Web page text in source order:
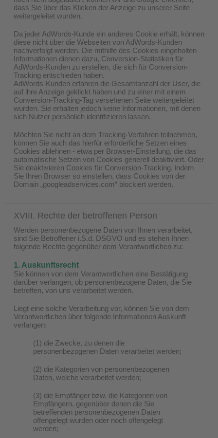
dass Sie über das Klicken der Anzeige zu unserer Seite
weitergeleitet wurden.
Da jeder AdWords-Kunde ein anderes Cookie erhält, können
diese nicht über die Webseiten von AdWords-Kunden
nachverfolgt werden. Die mithilfe des Cookies eingeholten
Informationen dienen dazu, Conversion-Statistiken für
AdWords-Kunden zu erstellen, die sich für Conversion-
Tracking entschieden haben.
AdWords-Kunden erfahren die Gesamtanzahl der User, die
auf ihre Anzeige geklickt haben und zu einer mit einem
Conversion-Tracking-Tag versehenen Seite weitergeleitet
wurden. Sie erhalten jedoch keine Informationen, mit denen
sich Nutzer persönlich identifizieren lassen.
Möchten Sie nicht an dem Tracking-Verfahren teilnehmen,
können Sie auch das hierfür erforderliche Setzen eines
Cookies ablehnen - etwa per Browser-Einstellung, die das
automatische Setzen von Cookies generell deaktiviert. Oder
Sie deaktivieren Cookies für Conversion-Tracking, indem
Sie Ihren Browser so einstellen, dass Cookies von der
Domain „googleadservices.com“ blockiert werden.
XVIII. Rechte der betroffenen Person
Werden personenbezogene Daten von Ihnen verarbeitet,
sind Sie Betroffener i.S.d. DSGVO und es stehen Ihnen
folgende Rechte gegenüber dem Verantwortlichen zu:
1. Auskunftsrecht
Sie können von dem Verantwortlichen eine Bestätigung
darüber verlangen, ob personenbezogene Daten, die Sie
betreffen, von uns verarbeitet werden.
Liegt eine solche Verarbeitung vor, können Sie von dem
Verantwortlichen über folgende Informationen Auskunft
verlangen:
(1) die Zwecke, zu denen die
personenbezogenen Daten verarbeitet werden;
(2) die Kategorien von personenbezogenen
Daten, welche verarbeitet werden;
(3) die Empfänger bzw. die Kategorien von
Empfängern, gegenüber denen die Sie
betreffenden personenbezogenen Daten
offengelegt wurden oder noch offengelegt
werden;